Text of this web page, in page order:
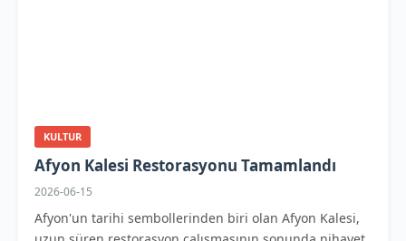
KULTUR
Afyon Kalesi Restorasyonu Tamamlandı
2026-06-15
Afyon'un tarihi sembollerinden biri olan Afyon Kalesi,